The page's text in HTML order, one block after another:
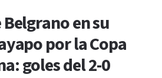
en su
por la Copa
goles del 2-0